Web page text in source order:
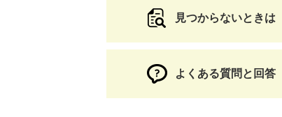
見つからないときは
よくある質問と回答